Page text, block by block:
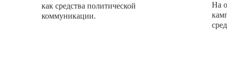
как средства политической
коммуникации.
На